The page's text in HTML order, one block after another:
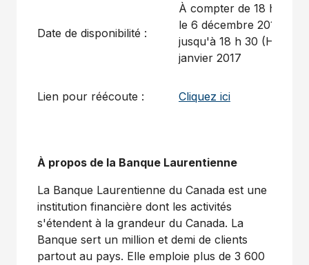
Date de disponibilité :
À compter de 18 h 30
le 6 décembre 2016 et
jusqu'à 18 h 30 (HE) le 5
janvier 2017
Lien pour réécoute : Cliquez ici
À propos de la Banque Laurentienne
La Banque Laurentienne du Canada est une
institution financière dont les activités
s'étendent à la grandeur du Canada. La
Banque sert un million et demi de clients
partout au pays. Elle emploie plus de 3 600